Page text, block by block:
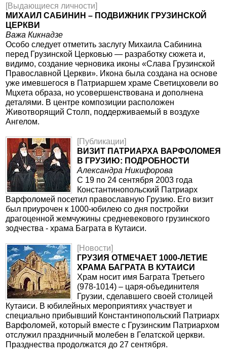
[Выдающиеся личности]
МИХАИЛ САБИНИН – ПОДВИЖНИК ГРУЗИНСКОЙ
ЦЕРКВИ
Важа Кикнадзе
Особо следует отметить заслугу Михаила Сабинина
перед Грузинской Церковью — разработку сюжета и,
видимо, создание черновика иконы «Слава Грузинской
Православной Церкви». Икона была создана на основе
уже имевшегося в Патриаршем храме Светицховели во
Мцхета образа, но усовершенствована и дополнена
деталями. В центре композиции расположен
Животворящий Столп, поддерживаемый в воздухе
Ангелом.
[Публикации]
ВИЗИТ ПАТРИАРХА ВАРФОЛОМЕЯ
В ГРУЗИЮ: ПОДРОБНОСТИ
Александра Никифорова
С 19 по 24 сентября 2003 года
Константинопольский Патриарх
Варфоломей посетил православную Грузию. Его визит
был приурочен к 1000-юбилею со дня постройки
драгоценной жемчужины средневекового грузинского
зодчества - храма Баграта в Кутаиси.
[Новости]
ГРУЗИЯ ОТМЕЧАЕТ 1000-ЛЕТИЕ
ХРАМА БАГРАТА В КУТАИСИ
Храм носит имя Баграта Третьего
(978-1014) – царя-объединителя
Грузии, сделавшего своей столицей
Кутаиси. В юбилейных мероприятиях участвует и
специально прибывший Константинопольский Патриарх
Варфоломей, который вместе с Грузинским Патриархом
отслужил праздничный молебен в Гелатской церкви.
Празднества продолжатся до 27 сентября.